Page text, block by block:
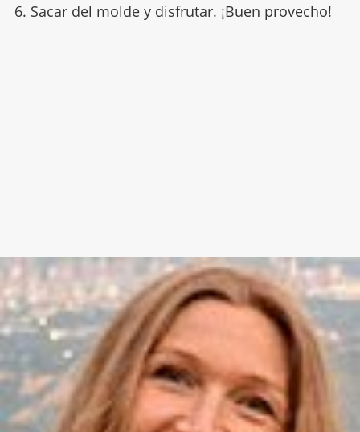
6. Sacar del molde y disfrutar. ¡Buen provecho!